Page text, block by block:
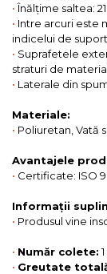
•Înălțime saltea:
• Intre arcuri este
indicelui de
• Suprafetele
straturi de
• Laterale din
Materiale:
• Poliuretan, Vată
Avantajele
• Certificate: ISO
Informații
• Produsul vine
• Număr colete:1
• Greutate